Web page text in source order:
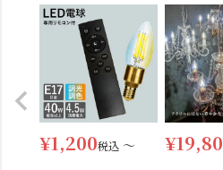
¥1,200税込 〜 ¥